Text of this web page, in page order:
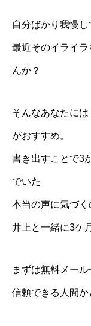
自分ばかり我慢
最近そのイライ
んか？
そんなあなたには
がおすすめ。
書き出すことで3
でいた
本当の声に気づく
井上と一緒に3ケ
まずは無料メー
信頼できる人間か